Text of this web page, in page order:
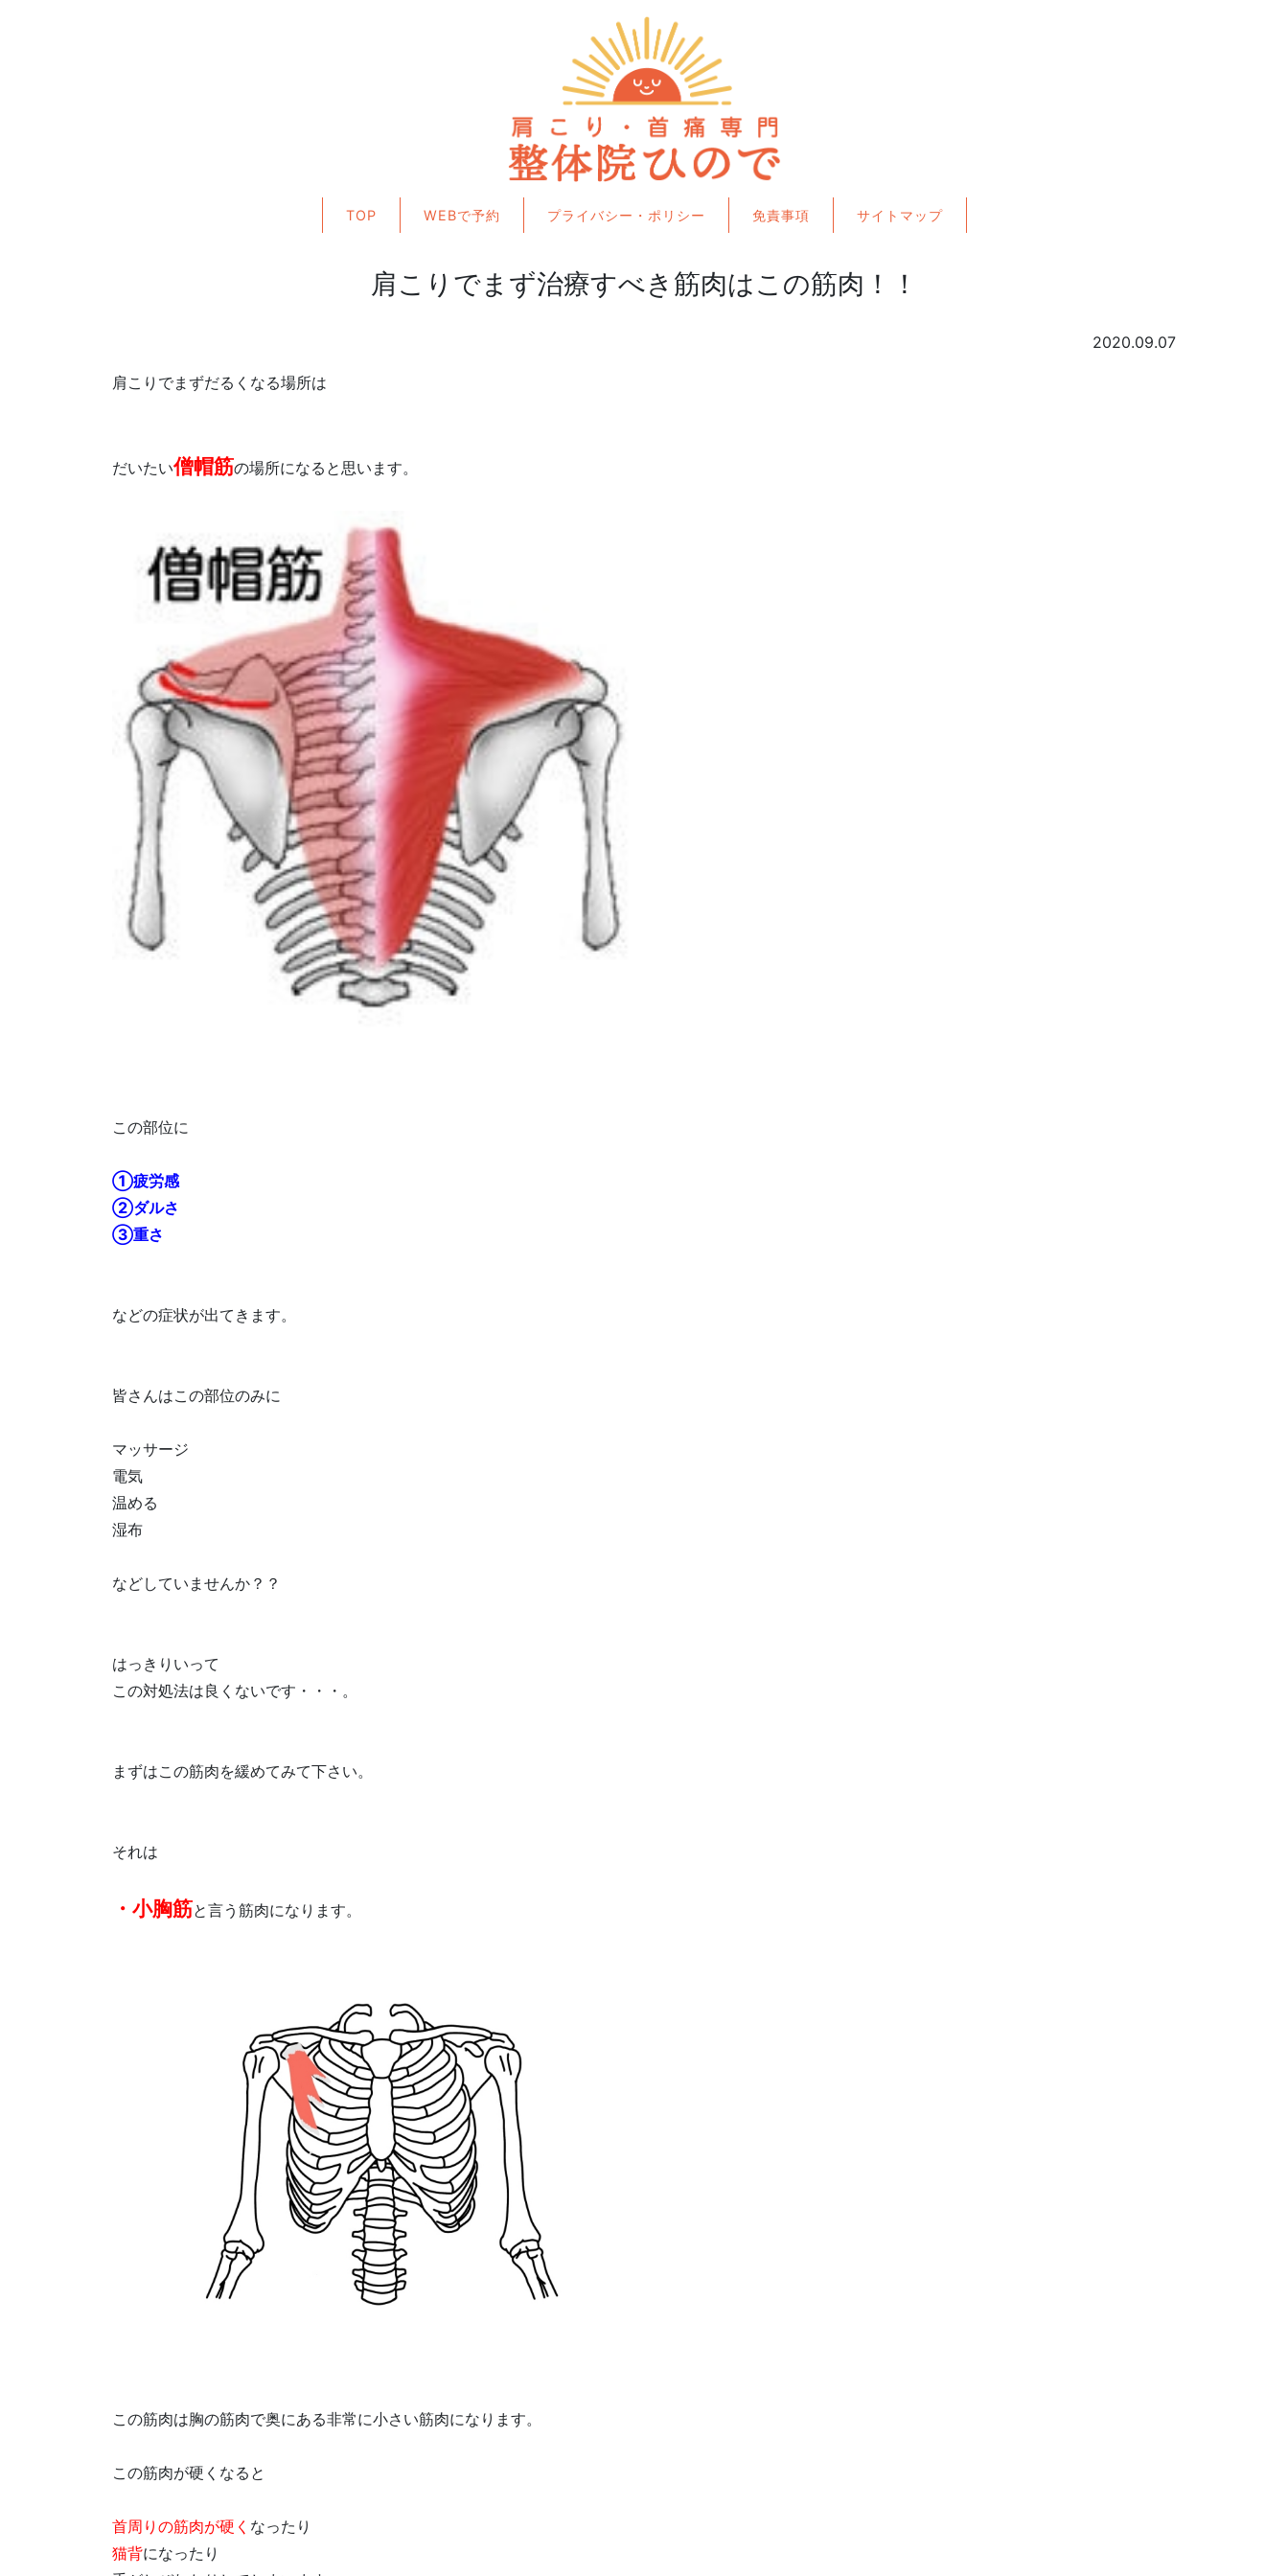
TOP WEBで予約 プライバシー・ポリシー 免責事項 サイトマップ
肩こりでまず治療すべき筋肉はこの筋肉！！
2020.09.07
肩こりでまずだるくなる場所は
だいたい僧帽筋の場所になると思います。
この部位に
①疲労感
②ダルさ
③重さ
などの症状が出てきます。
皆さんはこの部位のみに
マッサージ
電気
温める
湿布
などしていませんか？？
はっきりいって
この対処法は良くないです・・・。
まずはこの筋肉を緩めてみて下さい。
それは
・小胸筋と言う筋肉になります。
この筋肉は胸の筋肉で奥にある非常に小さい筋肉になります。
この筋肉が硬くなると
首周りの筋肉が硬く なったり
猫背になったり